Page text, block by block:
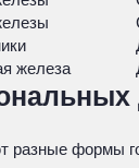
железа
разные формы